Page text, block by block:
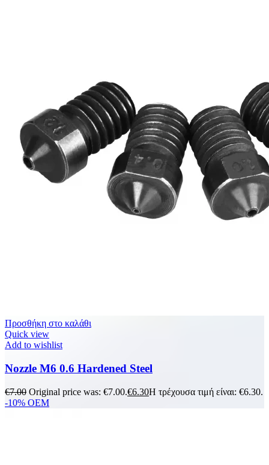
Προσθήκη στο καλάθι
Quick view
Add to wishlist
Nozzle M6 0.6 Hardened Steel
€7.00 Original price was: €7.00.€6.30Η τρέχουσα τιμή είναι: €6.30.
-10% OEM